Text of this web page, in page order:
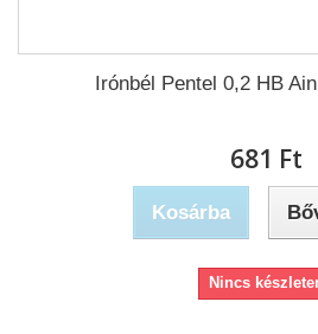
Irónbél Pentel 0,2 HB
681 Ft‎
Kosárba
Nincs